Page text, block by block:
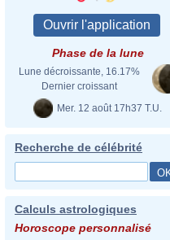
Phase de la lune
Lune décroissante, 16.17%
Dernier croissant
Mer. 12 août 17h37 T.U.
Recherche de célébrité
Calculs astrologiques
Horoscope personnalisé